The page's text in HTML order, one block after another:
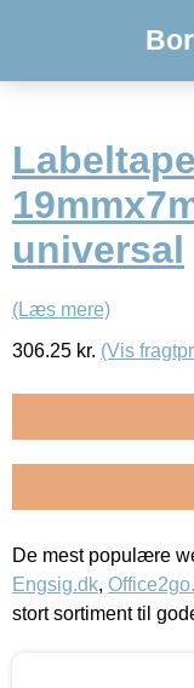
universal
(Læs mere)
306.25 kr. (Vis
De mest populære
Engsig.dk,
stort sortiment til